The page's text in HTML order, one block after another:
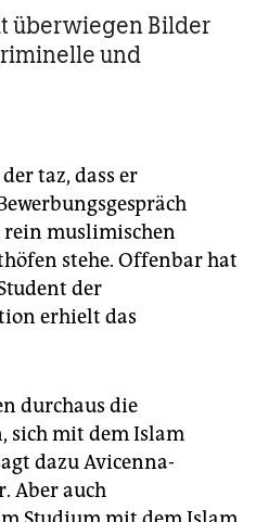
überwiegen Bilder
und
taz, dass er
rein muslimischen
stehe. Offenbar hat
der
erhielt das
durchaus die
sich mit dem Islam
dazu Avicenna-
Aber auch